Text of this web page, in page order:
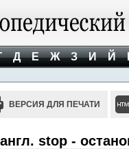
Д Е Ж З И Й
ВЕРСИЯ ДЛЯ ПЕЧАТИ
stop -